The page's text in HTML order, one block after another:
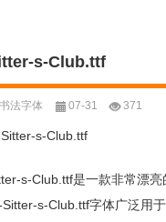
s-Club.ttf
书法字体 07-31 371
s-Club.ttf是一款非常漂亮
s-Club.ttf字体广泛用